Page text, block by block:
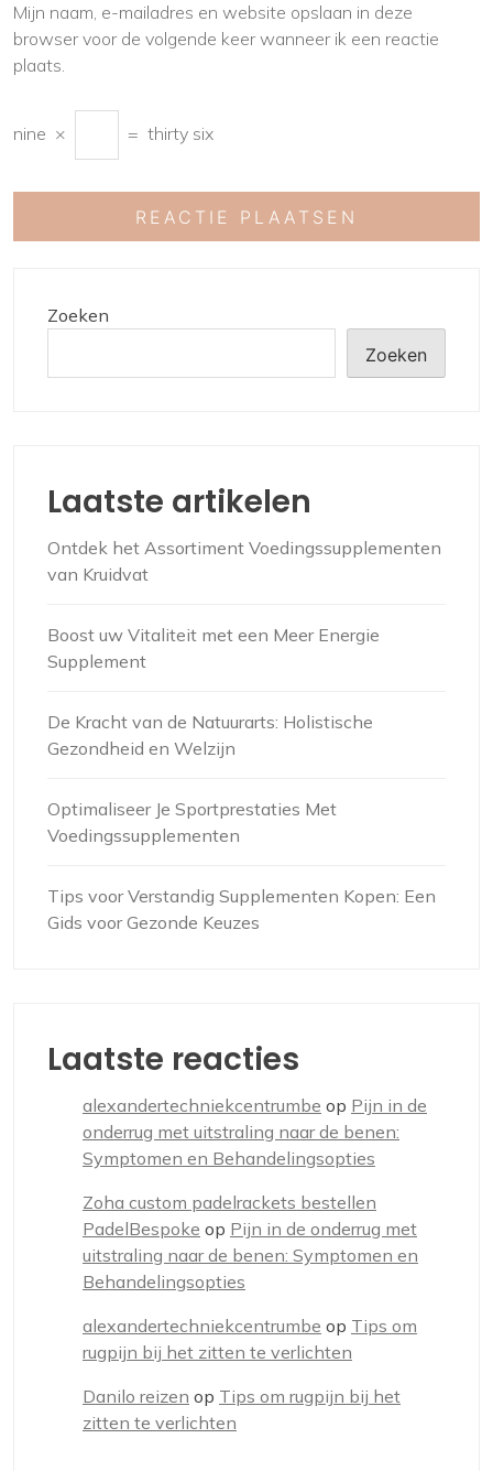
Mijn naam, e-mailadres en website opslaan in deze
browser voor de volgende keer wanneer ik een reactie
plaats.
nine × = thirty six
Zoeken
Zoeken
Laatste artikelen
Ontdek het Assortiment Voedingssupplementen
van Kruidvat
Boost uw Vitaliteit met een Meer Energie
Supplement
De Kracht van de Natuurarts: Holistische
Gezondheid en Welzijn
Optimaliseer Je Sportprestaties Met
Voedingssupplementen
Tips voor Verstandig Supplementen Kopen: Een
Gids voor Gezonde Keuzes
Laatste reacties
alexandertechniekcentrumbe op Pijn in de
onderrug met uitstraling naar de benen:
Symptomen en Behandelingsopties
Zoha custom padelrackets bestellen
PadelBespoke op Pijn in de onderrug met
uitstraling naar de benen: Symptomen en
Behandelingsopties
alexandertechniekcentrumbe op Tips om
rugpijn bij het zitten te verlichten
Danilo reizen op Tips om rugpijn bij het
zitten te verlichten